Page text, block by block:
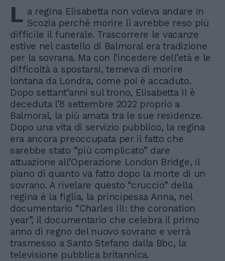
L a regina Elisabetta non voleva andare in
Scozia perché morire lì avrebbe reso più
difficile il funerale. Trascorrere le vacanze
estive nel castello di Balmoral era tradizione
per la sovrana. Ma con l’incedere dell’età e le
difficoltà a spostarsi, temeva di morire
lontana da Londra, come poi è accaduto.
Dopo settant’anni sul trono, Elisabetta II è
deceduta l’8 settembre 2022 proprio a
Balmoral, la più amata tra le sue residenze.
Dopo una vita di servizio pubblico, la regina
era ancora preoccupata per il fatto che
sarebbe stato “più complicato” dare
attuazione all’Operazione London Bridge, il
piano di quanto va fatto dopo la morte di un
sovrano. A rivelare questo “cruccio” della
regina è la figlia, la principessa Anna, nel
documentario “Charles III: the coronation
year”, il documentario che celebra il primo
anno di regno del nuovo sovrano e verrà
trasmesso a Santo Stefano dalla Bbc, la
televisione pubblica britannica.